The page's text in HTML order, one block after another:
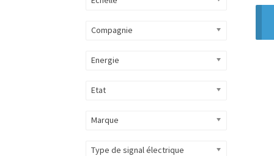
Compagnie
Energie
Etat
Marque
Type de signal électrique